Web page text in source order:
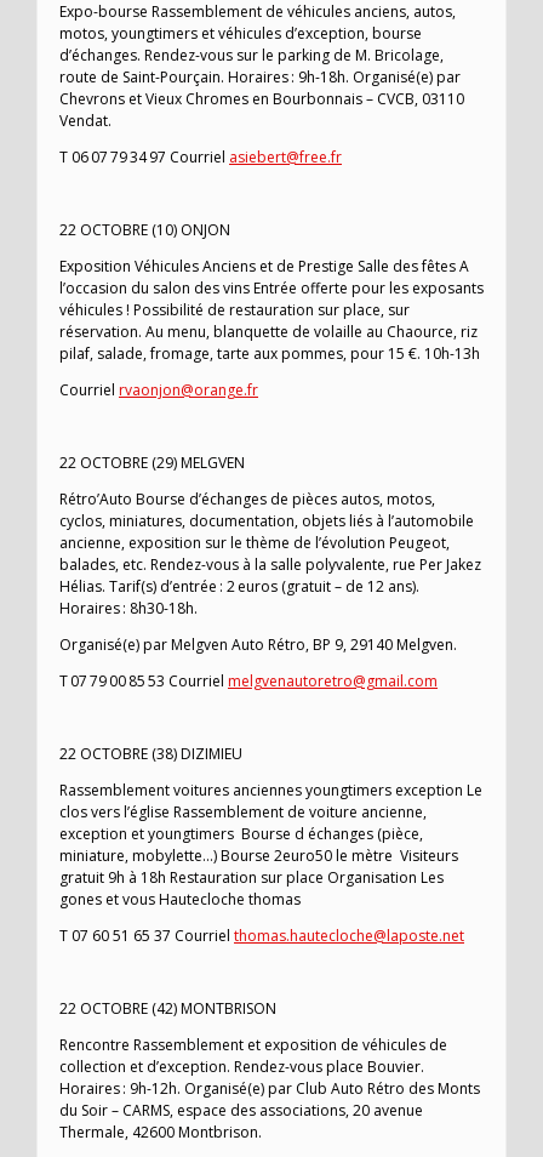
Expo-bourse Rassemblement de véhicules anciens, autos,
motos, youngtimers et véhicules d’exception, bourse
d’échanges. Rendez-vous sur le parking de M. Bricolage,
route de Saint-Pourçain. Horaires : 9h-18h. Organisé(e) par
Chevrons et Vieux Chromes en Bourbonnais – CVCB, 03110
Vendat.
T 06 07 79 34 97 Courriel asiebert@free.fr
22 OCTOBRE (10) ONJON
Exposition Véhicules Anciens et de Prestige Salle des fêtes A
l’occasion du salon des vins Entrée offerte pour les exposants
véhicules ! Possibilité de restauration sur place, sur
réservation. Au menu, blanquette de volaille au Chaource, riz
pilaf, salade, fromage, tarte aux pommes, pour 15 €. 10h-13h
Courriel rvaonjon@orange.fr
22 OCTOBRE (29) MELGVEN
Rétro’Auto Bourse d’échanges de pièces autos, motos,
cyclos, miniatures, documentation, objets liés à l’automobile
ancienne, exposition sur le thème de l’évolution Peugeot,
balades, etc. Rendez-vous à la salle polyvalente, rue Per Jakez
Hélias. Tarif(s) d’entrée : 2 euros (gratuit – de 12 ans).
Horaires : 8h30-18h.
Organisé(e) par Melgven Auto Rétro, BP 9, 29140 Melgven.
T 07 79 00 85 53 Courriel melgvenautoretro@gmail.com
22 OCTOBRE (38) DIZIMIEU
Rassemblement voitures anciennes youngtimers exception Le
clos vers l’église Rassemblement de voiture ancienne,
exception et youngtimers Bourse d échanges (pièce,
miniature, mobylette…) Bourse 2euro50 le mètre Visiteurs
gratuit 9h à 18h Restauration sur place Organisation Les
gones et vous Hautecloche thomas
T 07 60 51 65 37 Courriel thomas.hautecloche@laposte.net
22 OCTOBRE (42) MONTBRISON
Rencontre Rassemblement et exposition de véhicules de
collection et d’exception. Rendez-vous place Bouvier.
Horaires : 9h-12h. Organisé(e) par Club Auto Rétro des Monts
du Soir – CARMS, espace des associations, 20 avenue
Thermale, 42600 Montbrison.